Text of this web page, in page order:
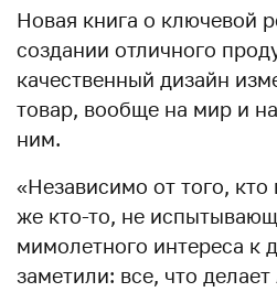
Новая книга о ключевой
создании отличного
качественный дизайн
товар, вообще на мир и
ним.
«Независимо от того,
же кто-то, не
мимолетного интереса к
заметили: все, что